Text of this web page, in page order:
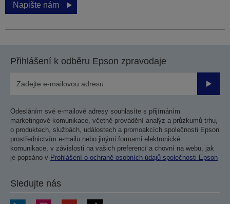
Napište nám
Přihlášení k odběru Epson zpravodaje
Odesláním své e-mailové adresy souhlasíte s přijímáním
marketingové komunikace, včetně provádění analýz a průzkumů trhu,
o produktech, službách, událostech a promoakcích společnosti Epson
prostřednictvím e-mailu nebo jinými formami elektronické
komunikace, v závislosti na vašich preferencí a chovní na webu, jak
je popsáno v Prohlášení o ochraně osobních údajů společnosti Epson
Sledujte nás